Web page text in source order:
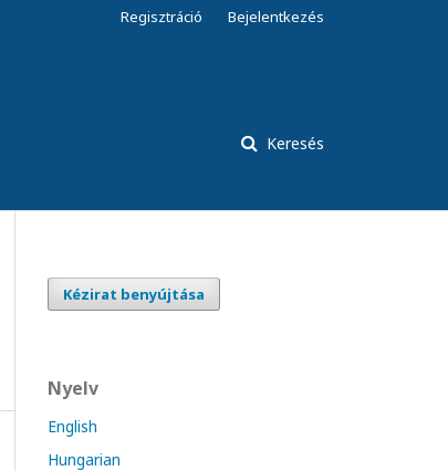
Keresés
Regisztráció Bejelentkezés
Kézirat benyújtása
Nyelv
English
Hungarian